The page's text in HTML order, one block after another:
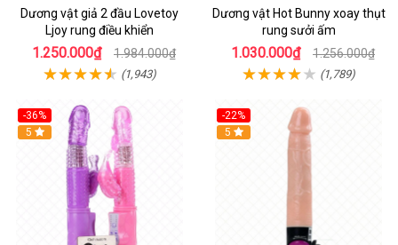
Dương vật giả 2 đầu Lovetoy
Ljoy rung điều khiển
1.250.000₫ 1.984.000₫
(1,943)
Dương vật Hot Bunny xoay thụt
rung sưởi ấm
1.030.000₫ 1.256.000₫
(1,789)
-36%
Hot
5
-22%
Hot
5